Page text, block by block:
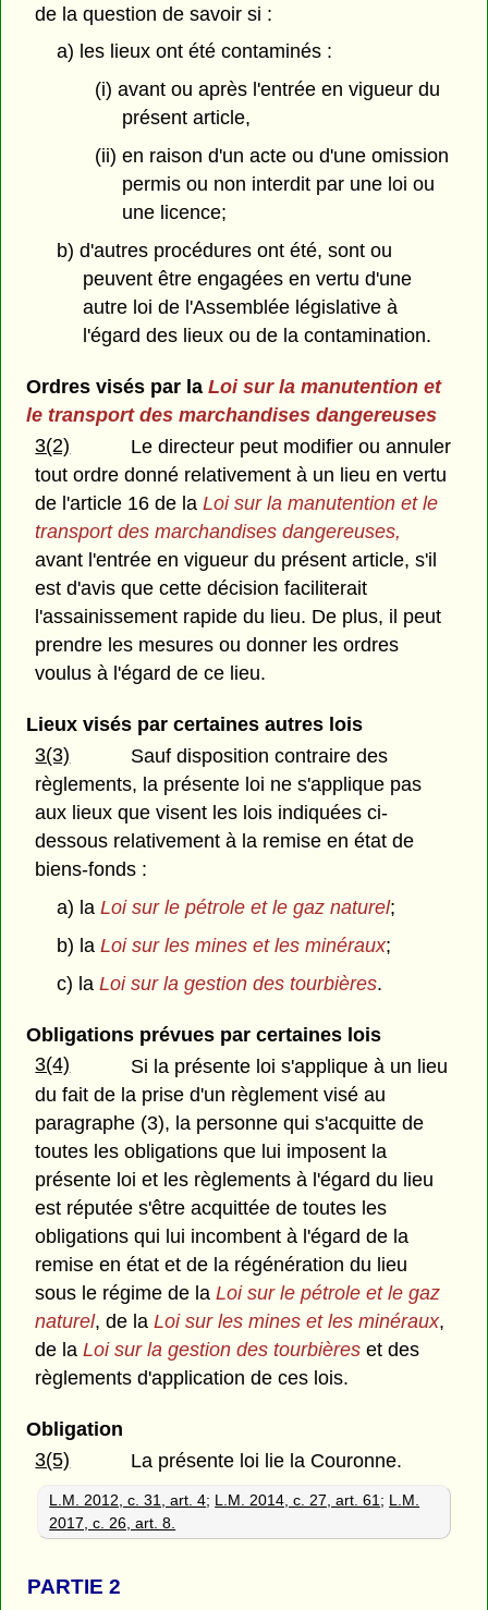
de la question de savoir si :
a) les lieux ont été contaminés :
(i) avant ou après l'entrée en vigueur du
présent article,
(ii) en raison d'un acte ou d'une omission
permis ou non interdit par une loi ou
une licence;
b) d'autres procédures ont été, sont ou
peuvent être engagées en vertu d'une
autre loi de l'Assemblée législative à
l'égard des lieux ou de la contamination.
Ordres visés par la Loi sur la manutention et
le transport des marchandises dangereuses
3(2)
Le directeur peut modifier ou annuler
tout ordre donné relativement à un lieu en vertu
de l'article 16 de la Loi sur la manutention et le
transport des marchandises dangereuses,
avant l'entrée en vigueur du présent article, s'il
est d'avis que cette décision faciliterait
l'assainissement rapide du lieu. De plus, il peut
prendre les mesures ou donner les ordres
voulus à l'égard de ce lieu.
Lieux visés par certaines autres lois
3(3)
Sauf disposition contraire des
règlements, la présente loi ne s'applique pas
aux lieux que visent les lois indiquées ci-
dessous relativement à la remise en état de
biens-fonds :
a) la Loi sur le pétrole et le gaz naturel;
b) la Loi sur les mines et les minéraux;
c) la Loi sur la gestion des tourbières.
Obligations prévues par certaines lois
3(4)
Si la présente loi s'applique à un lieu
du fait de la prise d'un règlement visé au
paragraphe (3), la personne qui s'acquitte de
toutes les obligations que lui imposent la
présente loi et les règlements à l'égard du lieu
est réputée s'être acquittée de toutes les
obligations qui lui incombent à l'égard de la
remise en état et de la régénération du lieu
sous le régime de laLoi sur le pétrole et le gaz
naturel, de laLoi sur les mines et les minéraux,
de la Loi sur la gestion des tourbières et des
règlements d'application de ces lois.
Obligation
3(5)
La présente loi lie la Couronne.
L.M. 2012, c. 31, art. 4; L.M. 2014, c. 27, art. 61 ; L.M.
2017, c. 26, art. 8.
PARTIE 2